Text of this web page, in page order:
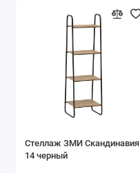
Стеллаж ЗМИ Скандинавия
14 черный